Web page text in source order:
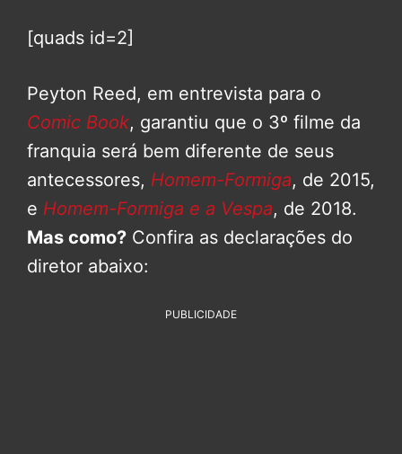
[quads id=2]
Peyton Reed, em entrevista para o
Comic Book, garantiu que o 3º filme da
franquia será bem diferente de seus
antecessores, Homem-Formiga, de 2015,
e Homem-Formiga e a Vespa, de 2018.
Mas como? Confira as declarações do
diretor abaixo:
PUBLICIDADE